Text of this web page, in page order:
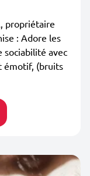
propriétaire
: Adore les
sociabilité avec
émotif, (bruits